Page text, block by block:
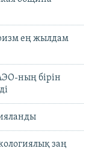
ең жылдам
ның бірін
заң